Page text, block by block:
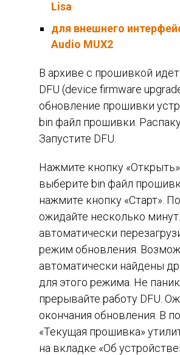
Lisa
для внешнего
Audio MUX2
В архиве с прошивкой идёт
DFU (device firmware
обновление прошивки
bin файл прошивки.
Запустите DFU.
Нажмите кнопку
выберите bin файл
нажмите кнопку «Старт».
ожидайте несколько
автоматически
режим обновления.
автоматически найдены
для этого режима. Не
прерывайте работу DFU.
окончания обновления. В
«Текущая прошивка»
на вкладке «Об